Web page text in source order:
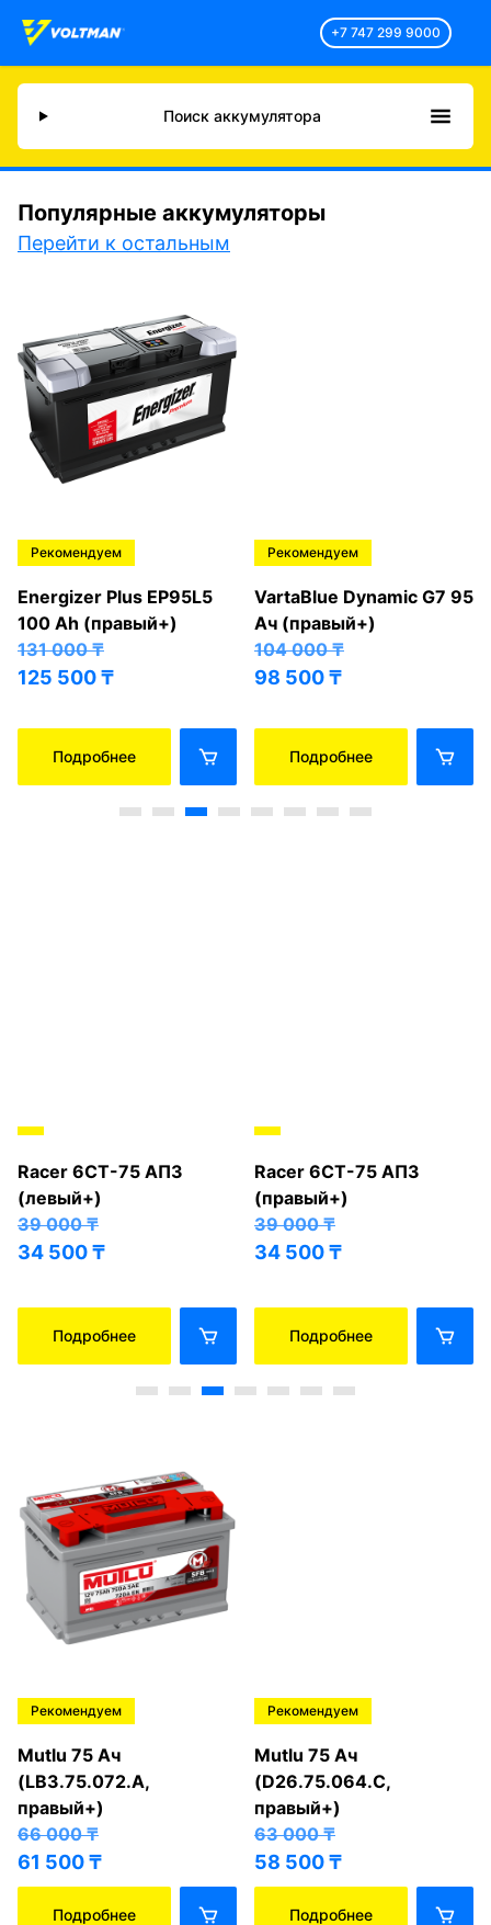
+7 747 299 9000
Поиск аккумулятора
Популярные аккумуляторы
Перейти к остальным
Рекомендуем
Energizer Plus EP95L5
100 Ah (правый+)
131 000₸
125 500₸
Подробнее
Рекомендуем
VartaBlue Dynamic G7 95
Ач (правый+)
104 000₸
98 500₸
Подробнее
Racer 6СТ-75 АПЗ
(левый+)
39 000₸
34 500₸
Подробнее
Racer 6СТ-75 АПЗ
(правый+)
39 000₸
34 500₸
Подробнее
Рекомендуем
Mutlu 75 Ач
(LB3.75.072.A,
правый+)
66 000₸
61 500₸
Подробнее
Рекомендуем
Mutlu 75 Ач
(D26.75.064.C,
правый+)
63 000₸
58 500₸
Подробнее